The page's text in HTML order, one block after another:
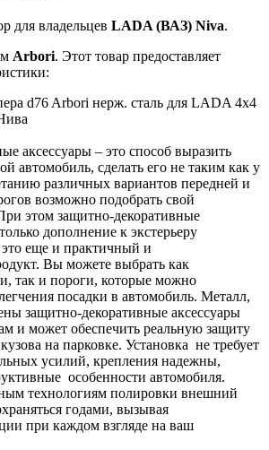
для владельцев LADA (ВАЗ) Niva.
Arbori. Этот товар предоставляет
d76 Arbori нерж. сталь для LADA 4х4
аксессуары – это способ выразить
автомобиль, сделать его не таким как у
различных вариантов передней и
возможно подобрать свой
этом защитно-декоративные
дополнение к экстерьеру
еще и практичный и
Вы можете выбрать как
так и пороги, которые можно
посадки в автомобиль. Металл,
защитно-декоративные аксессуары
и может обеспечить реальную защиту
на парковке. Установка не требует
усилий, крепления надежны,
особенности автомобиля.
технологиям полировки внешний
годами, вызывая
при каждом взгляде на ваш